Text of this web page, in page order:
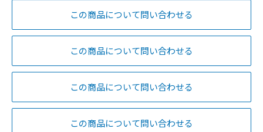
この商品について問い合わせる
この商品について問い合わせる
この商品について問い合わせる
この商品について問い合わせる